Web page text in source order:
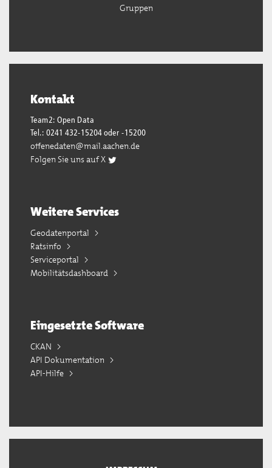
Gruppen
Kontakt
Team2: Open Data
Tel.: 0241 432-15204 oder -15200
offenedaten@mail.aachen.de
Folgen Sie uns auf X
Weitere Services
Geodatenportal
Ratsinfo
Serviceportal
Mobilitätsdashboard
Eingesetzte Software
CKAN
API Dokumentation
API-Hilfe